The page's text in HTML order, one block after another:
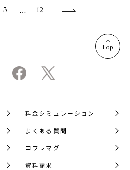
3 … 12
Top
料金シミュレーション
よくある質問
コフレマグ
資料請求